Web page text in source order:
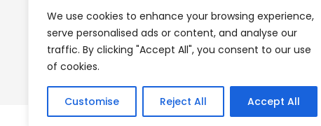
We use cookies to enhance your browsing experience,
serve personalised ads or content, and analyse our
traffic. By clicking "Accept All", you consent to our use
of cookies.
Customise Reject All Accept All